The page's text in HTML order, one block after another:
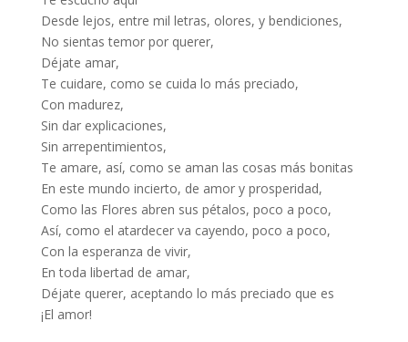
Desde lejos, entre mil letras, olores, y bendiciones,
No sientas temor por querer,
Déjate amar,
Te cuidare, como se cuida lo más preciado,
Con madurez,
Sin dar explicaciones,
Sin arrepentimientos,
Te amare, así, como se aman las cosas más bonitas
En este mundo incierto, de amor y prosperidad,
Como las Flores abren sus pétalos, poco a poco,
Así, como el atardecer va cayendo, poco a poco,
Con la esperanza de vivir,
En toda libertad de amar,
Déjate querer, aceptando lo más preciado que es
¡El amor!